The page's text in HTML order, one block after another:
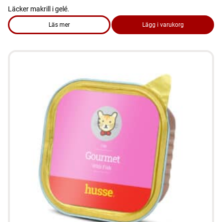
Läcker makrill i gelé.
Läs mer
om produkten Makrill i gelé, 80g
Lägg i varukorg